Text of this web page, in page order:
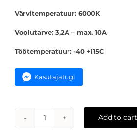
Värvitemperatuur: 6000K
Voolutarve: 3,2A – max. 10A
Töötemperatuur: -40 +115C
Kasutajatugi
H7
Xenon
Add to cart